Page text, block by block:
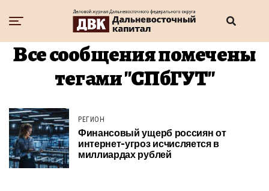
Все сообщения помечены
тегами "СПбГУТ"
РЕГИОН
Финансовый ущерб россиян от
интернет-угроз исчисляется в
миллиардах рублей